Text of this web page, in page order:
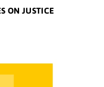
ON JUSTICE